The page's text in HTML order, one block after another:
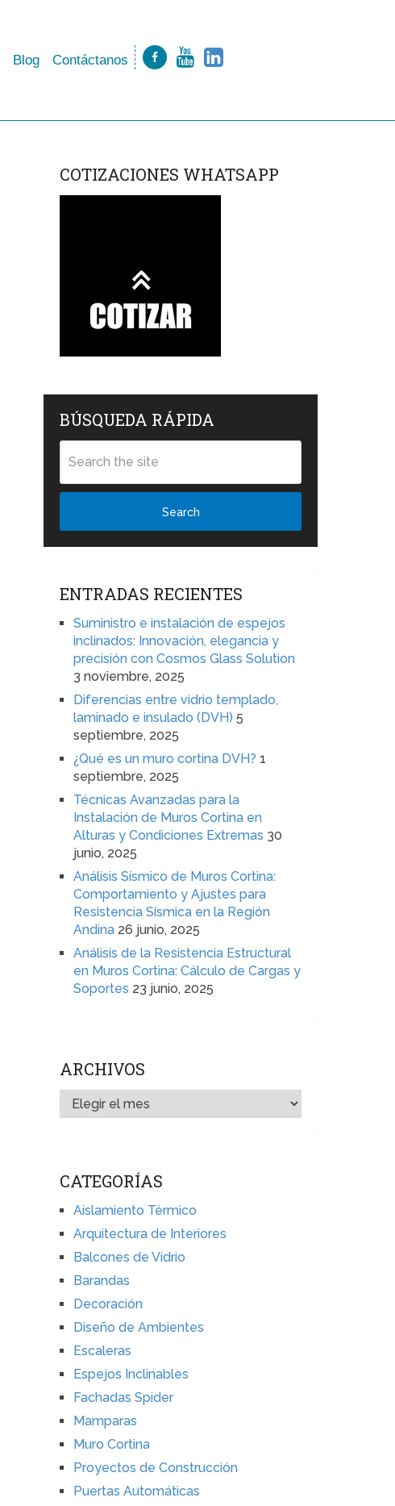
Blog Contáctanos
COTIZACIONES WHATSAPP
BÚSQUEDA RÁPIDA
Search
ENTRADAS RECIENTES
Suministro e instalación de espejos
inclinados: Innovación, elegancia y
precisión con Cosmos Glass Solution
3 noviembre, 2025
Diferencias entre vidrio templado,
laminado e insulado (DVH) 5
septiembre, 2025
¿Qué es un muro cortina DVH? 1
septiembre, 2025
Técnicas Avanzadas para la
Instalación de Muros Cortina en
Alturas y Condiciones Extremas 30
junio, 2025
Análisis Sísmico de Muros Cortina:
Comportamiento y Ajustes para
Resistencia Sísmica en la Región
Andina 26 junio, 2025
Análisis de la Resistencia Estructural
en Muros Cortina: Cálculo de Cargas y
Soportes 23 junio, 2025
ARCHIVOS
ARCHIVOS
CATEGORÍAS
Aislamiento Térmico
Arquitectura de Interiores
Balcones de Vidrio
Barandas
Decoración
Diseño de Ambientes
Escaleras
Espejos Inclinables
Fachadas Spider
Mamparas
Muro Cortina
Proyectos de Construcción
Puertas Automáticas